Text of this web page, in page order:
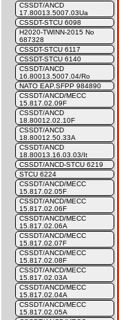
CSSDT/ANCD
17.80013.5007.03Ua
CSSDT-STCU 6098
H2020-TWINN-2015 No
687328
CSSDT-STCU 6117
CSSDT-STCU 6140
CSSDT/ANCD
16.80013.5007.04/Ro
NATO EAP.SFPP 984890
CSSDT/ANCD/MECC
15.817.02.09F
CSSDT/ANCD
18.80012.02.10F
CSSDT/ANCD
18.80012.50.33A
CSSDT/ANCD
18.80013.16.03.03/It
CSSDT/ANCD-STCU 6219
STCU 6224
CSSDT/ANCD/MECC
15.817.02.05F
CSSDT/ANCD/MECC
15.817.02.06F
CSSDT/ANCD/MECC
15.817.02.06A
CSSDT/ANCD/MECC
15.817.02.07F
CSSDT/ANCD/MECC
15.817.02.08F
CSSDT/ANCD/MECC
15.817.02.03A
CSSDT/ANCD/MECC
15.817.02.04A
CSSDT/ANCD/MECC
15.817.02.05A